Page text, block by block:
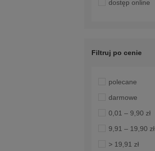
dostęp online
Filtruj po cenie
polecane
darmowe
0,01 – 9,90 zł
9,91 – 19,90 zł
> 19,91 zł